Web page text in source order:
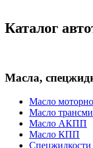
Каталог
Масла,
Масло
Масло
Масло АКПП
Масло КПП
Спецжидкости